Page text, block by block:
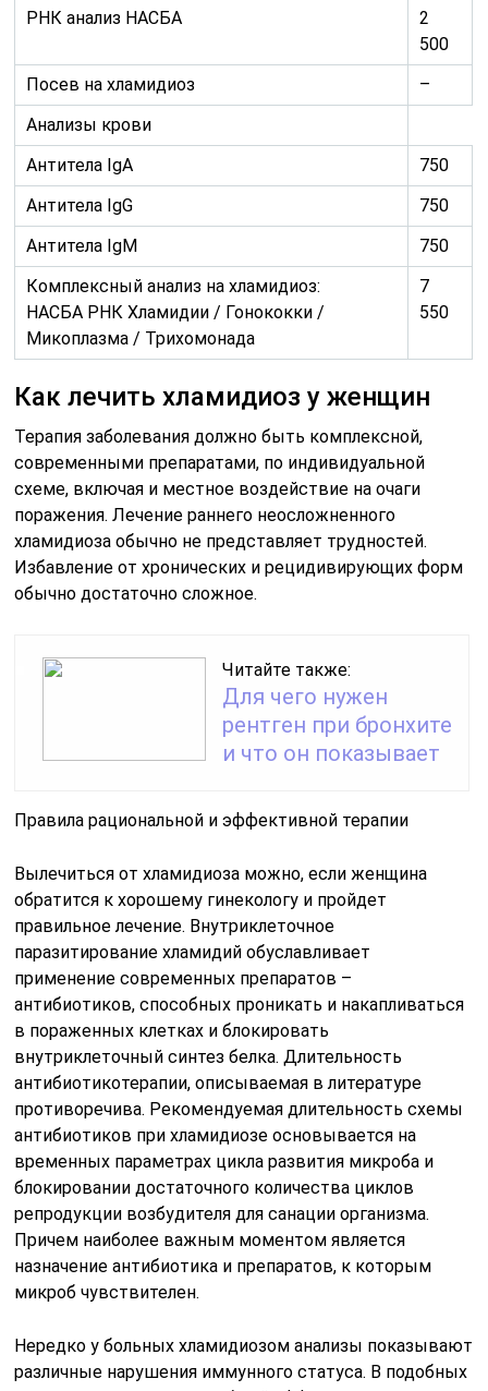
РНК анализ НАСБА
2
500
Посев на хламидиоз
–
Анализы крови
Антитела IgA
750
Антитела IgG
750
Антитела IgM
750
Комплексный анализ на хламидиоз:
НАСБА РНК Хламидии / Гонококки /
Микоплазма / Трихомонада
7
550
Как лечить хламидиоз у женщин
Терапия заболевания должно быть комплексной,
современными препаратами, по индивидуальной
схеме, включая и местное воздействие на очаги
поражения. Лечение раннего неосложненного
хламидиоза обычно не представляет трудностей.
Избавление от хронических и рецидивирующих форм
обычно достаточно сложное.
Читайте также:
Для чего нужен
рентген при бронхите
и что он показывает
Правила рациональной и эффективной терапии
Вылечиться от хламидиоза можно, если женщина
обратится к хорошему гинекологу и пройдет
правильное лечение. Внутриклеточное
паразитирование хламидий обуславливает
применение современных препаратов –
антибиотиков, способных проникать и накапливаться
в пораженных клетках и блокировать
внутриклеточный синтез белка. Длительность
антибиотикотерапии, описываемая в литературе
противоречива. Рекомендуемая длительность схемы
антибиотиков при хламидиозе основывается на
временных параметрах цикла развития микроба и
блокировании достаточного количества циклов
репродукции возбудителя для санации организма.
Причем наиболее важным моментом является
назначение антибиотика и препаратов, к которым
микроб чувствителен.
Нередко у больных хламидиозом анализы показывают
различные нарушения иммунного статуса. В подобных